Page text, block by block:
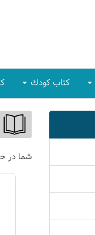
كتاب كودك
شما در